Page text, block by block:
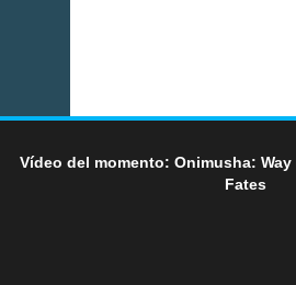
Vídeo del momento: Onimusha:
Fates